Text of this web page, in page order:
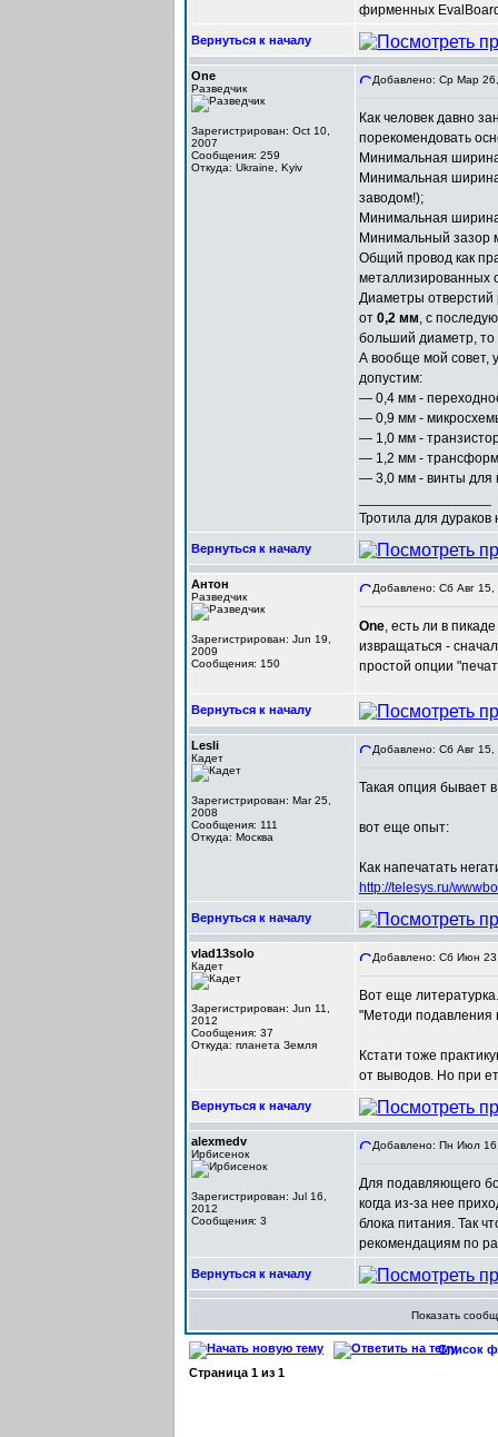
фирменных
Вернуться к началу
One
Разведчик
Зарегистрирован: Oct 10,
2007
Сообщения: 259
Откуда: Ukraine, Kyiv
Добавлено: Ср Мар
Как человек давно
порекомендовать
Минимальная
Минимальная
заводом!);
Минимальная ширина
Минимальный зазор
Общий провод как
металлизированных
Диаметры отверстий
от 0,2 мм, с
больший диаметр,
А вообще мой совет,
допустим:
— 0,4 мм -
— 0,9 мм -
— 1,0 мм -
— 1,2 мм -
— 3,0 мм - винты для
Тротила для
Вернуться к началу
Антон
Разведчик
Зарегистрирован: Jun 19,
2009
Сообщения: 150
Добавлено: Сб Авг
One, есть ли в
извращаться -
простой опции
Вернуться к началу
Lesli
Кадет
Зарегистрирован: Mar 25,
2008
Сообщения: 111
Откуда: Москва
Добавлено: Сб Авг
Такая опция бывает
вот еще опыт:
Как напечатать
http://telesys.ru/
Вернуться к началу
vlad13solo
Кадет
Зарегистрирован: Jun 11,
2012
Сообщения: 37
Откуда: планета Земля
Добавлено: Сб Июн
Вот еще
"Методи подавления
Кстати тоже
от выводов. Но при
Вернуться к началу
alexmedv
Ирбисенок
Зарегистрирован: Jul 16,
2012
Сообщения: 3
Добавлено: Пн Июл
Для подавляющего
когда из-за нее
блока питания. Так
рекомендациям по
Вернуться к началу
Показать
Список
Страница 1 из 1